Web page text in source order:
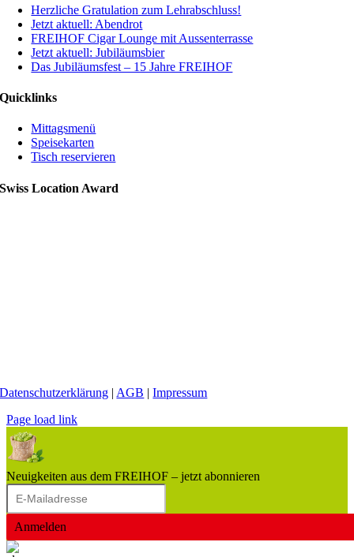
Herzliche Gratulation zum Lehrabschluss!
Jetzt aktuell: Abendrot
FREIHOF Cigar Lounge mit Aussenterrasse
Jetzt aktuell: Jubiläumsbier
Das Jubiläumsfest – 15 Jahre FREIHOF
Quicklinks
Mittagsmenü
Speisekarten
Tisch reservieren
Swiss Location Award
Datenschutzerklärung | AGB |Impressum
Page load link
Neuigkeiten aus dem FREIHOF – jetzt abonnieren
Anmelden